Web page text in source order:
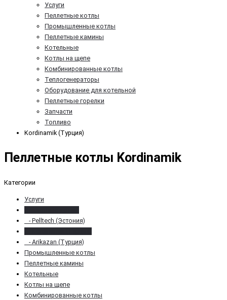
Услуги
Пеллетные котлы
Промышленные котлы
Пеллетные камины
Котельные
Котлы на щепе
Комбинированные котлы
Теплогенераторы
Оборудование для котельной
Пеллетные горелки
Запчасти
Топливо
Kordinamik (Турция)
Пеллетные котлы Kordinamik
Категории
Услуги
- Pelltech (Эстония)
- Arikazan (Турция)
Промышленные котлы
Пеллетные камины
Котельные
Котлы на щепе
Комбинированные котлы